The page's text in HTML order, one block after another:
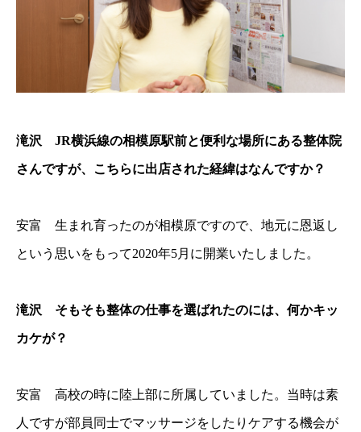
滝沢 JR横浜線の相模原駅前と便利な場所にある整体院
さんですが、こちらに出店された経緯はなんですか？
安富 生まれ育ったのが相模原ですので、地元に恩返し
という思いをもって2020年5月に開業いたしました。
滝沢 そもそも整体の仕事を選ばれたのには、何かキッ
カケが？
安富 高校の時に陸上部に所属していました。当時は素
人ですが部員同士でマッサージをしたりケアする機会が